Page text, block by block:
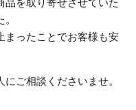
品を取り寄せさせていた
まったことでお客様も安
ご相談くださいませ。